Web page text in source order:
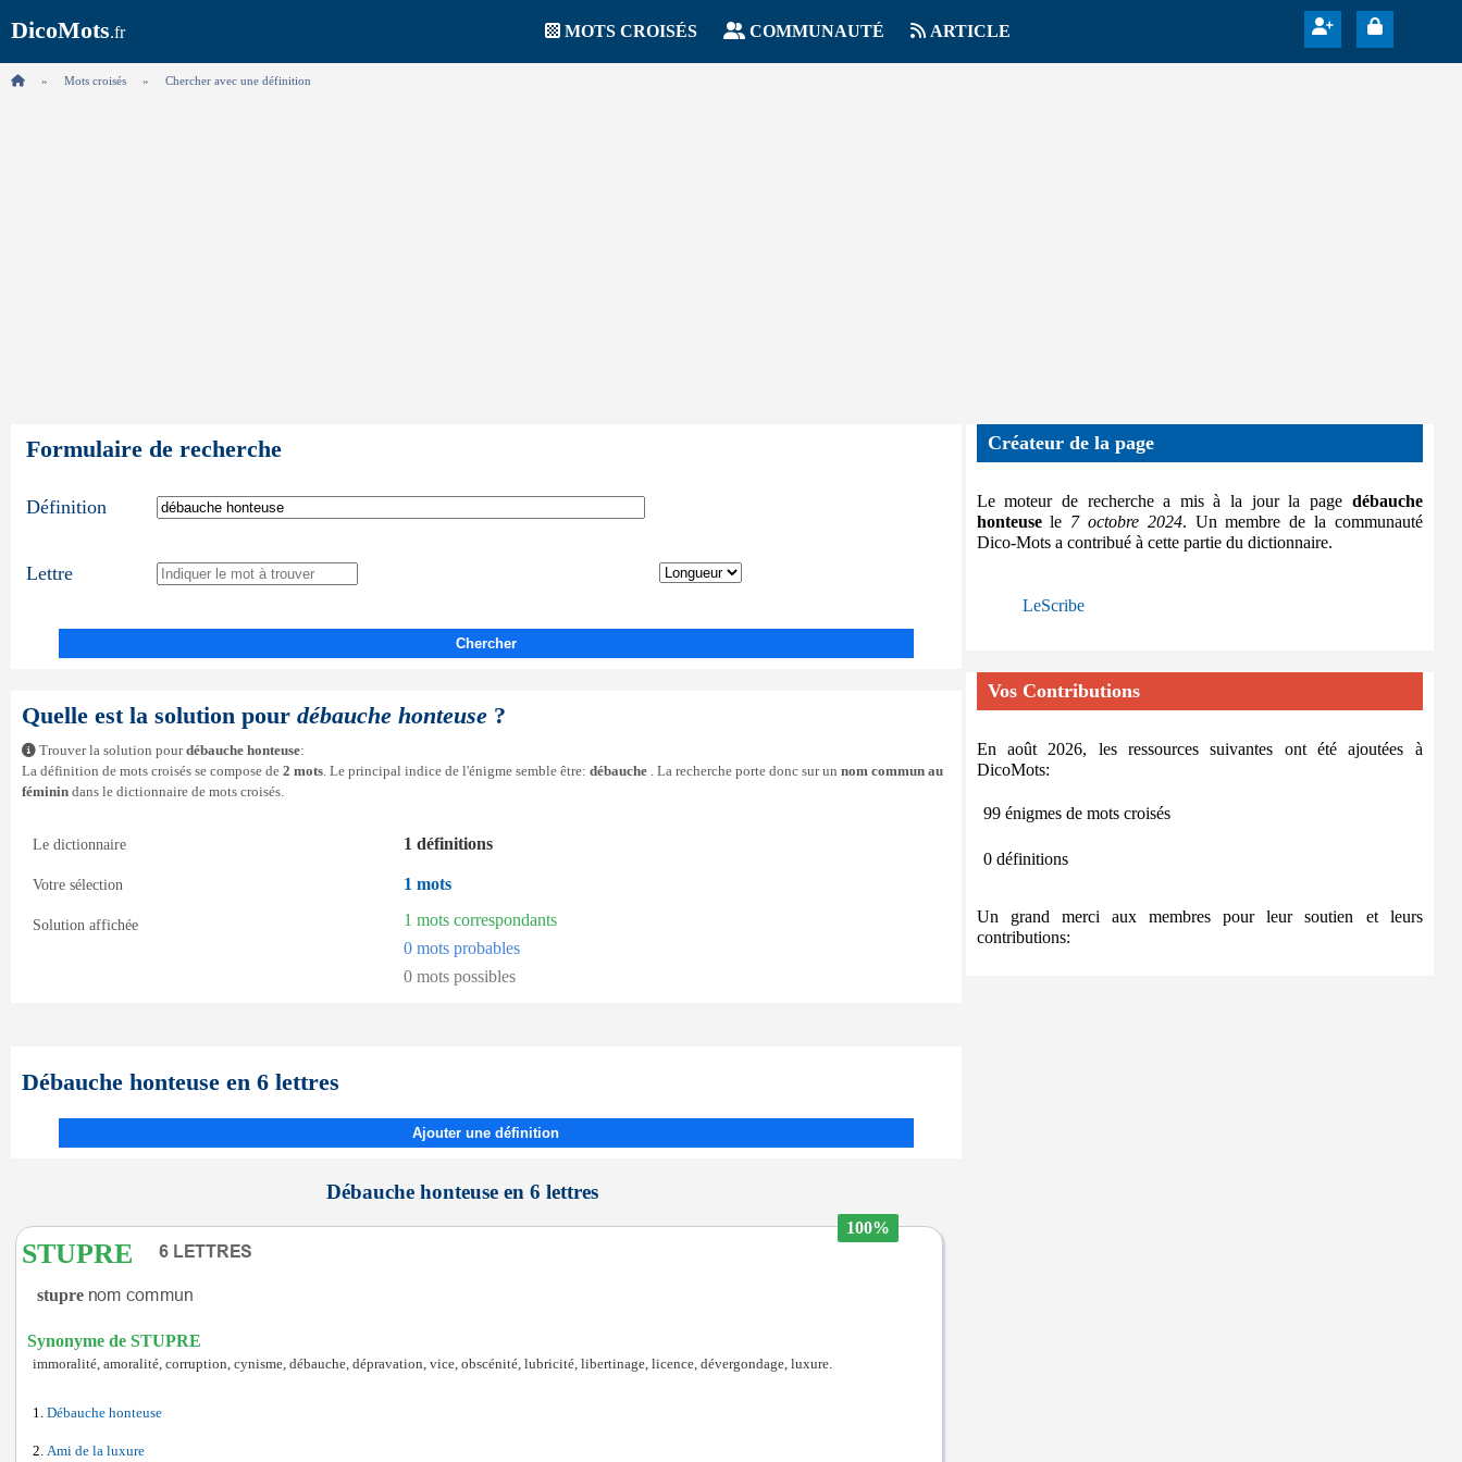
DicoMots.fr MOTS CROISÉS COMMUNAUTÉ ARTICLE
Mots croisés Chercher avec une définition
Formulaire de recherche
Définition
Lettre
Chercher
Quelle est la solution pour débauche honteuse ?
Trouver la solution pourdébauche honteuse:
La définition de mots croisés se compose de 2 mots. Le principal indice de l'énigme semble être: débauche . La recherche porte donc sur un nom commun au
féminin dans le dictionnaire de mots croisés.
Le dictionnaire 1 définitions
Votre sélection 1 mots
Solution affichée
1 mots correspondants
0 mots probables
0 mots possibles
Débauche honteuse en 6 lettres
Ajouter une définition
Débauche honteuse en 6 lettres
100%
STUPRE
stupre
Synonyme de STUPRE
immoralité, amoralité, corruption, cynisme, débauche, dépravation, vice, obscénité, lubricité, libertinage, licence, dévergondage, luxure.
Débauche honteuse
Ami de la luxure
Créateur de la page
Le moteur de recherche a mis à la jour la page débauche
honteusele 7 octobre 2024. Un membre de la communauté
Dico-Mots a contribué à cette partie du dictionnaire.
LeScribe
Vos Contributions
En août 2026, les ressources suivantes ont été ajoutées à
DicoMots:
99 énigmes de mots croisés
0 définitions
Un grand merci aux membres pour leur soutien et leurs
contributions: